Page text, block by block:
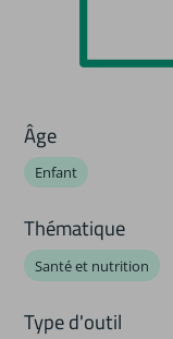
Âge
Enfant
Thématique
Santé et nutrition
Type d'outil